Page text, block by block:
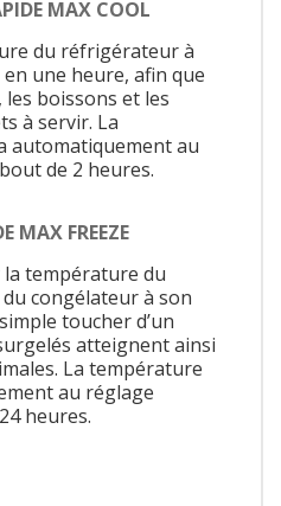
MAX COOL
du réfrigérateur à
une heure, afin que
les boissons et les
à servir. La
automatiquement au
de 2 heures.
MAX FREEZE
la température du
congélateur à son
toucher d’un
atteignent ainsi
La température
au réglage
heures.